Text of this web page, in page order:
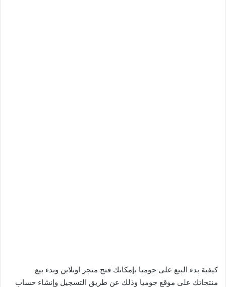
كيفية بدء البيع على جوميا بإمكانك فتح متجر اونلاين وبدء بيع
منتجاتك على موقع جوميا وذلك عن طريق التسجيل وإنشاء حساب